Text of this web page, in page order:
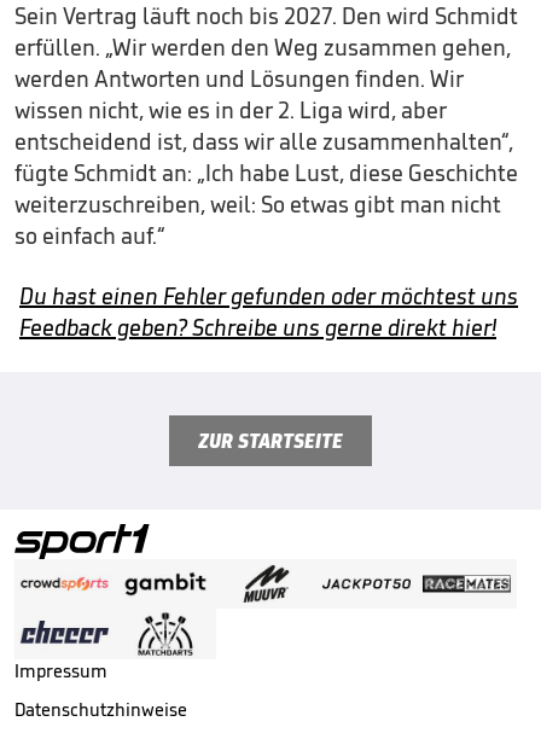
Sein Vertrag läuft noch bis 2027. Den wird Schmidt
erfüllen. „Wir werden den Weg zusammen gehen,
werden Antworten und Lösungen finden. Wir
wissen nicht, wie es in der 2. Liga wird, aber
entscheidend ist, dass wir alle zusammenhalten“,
fügte Schmidt an: „Ich habe Lust, diese Geschichte
weiterzuschreiben, weil: So etwas gibt man nicht
so einfach auf.“
Du hast einen Fehler gefunden oder möchtest uns
Feedback geben? Schreibe uns gerne direkt hier!
ZUR STARTSEITE
Impressum
Datenschutzhinweise